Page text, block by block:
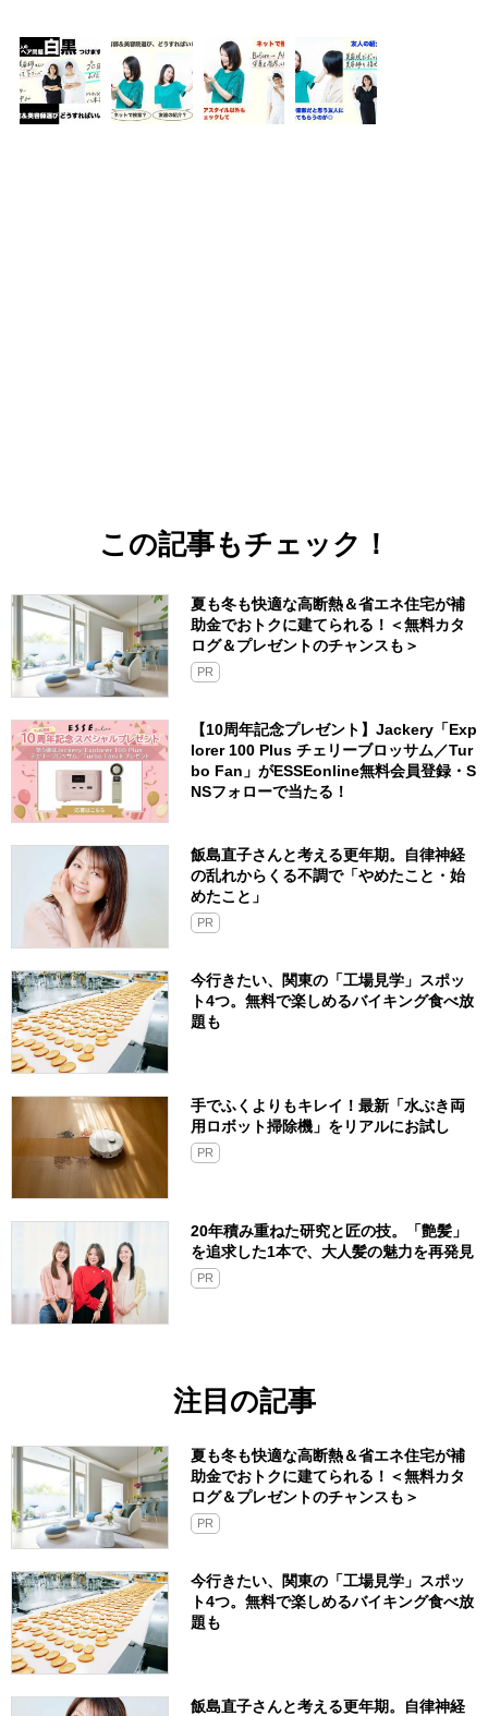
この記事もチェック！
夏も冬も快適な高断熱＆省エネ住宅が補
助金でおトクに建てられる！＜無料カタ
ログ＆プレゼントのチャンスも＞
PR
【10周年記念プレゼント】Jackery「Exp
lorer 100 Plus チェリーブロッサム／Tur
bo Fan」がESSEonline無料会員登録・S
NSフォローで当たる！
飯島直子さんと考える更年期。自律神経
の乱れからくる不調で「やめたこと・始
めたこと」
PR
今行きたい、関東の「工場見学」スポッ
ト4つ。無料で楽しめるバイキング食べ放
題も
手でふくよりもキレイ！最新「水ぶき両
用ロボット掃除機」をリアルにお試し
PR
20年積み重ねた研究と匠の技。「艶髪」
を追求した1本で、大人髪の魅力を再発見
PR
注目の記事
夏も冬も快適な高断熱＆省エネ住宅が補
助金でおトクに建てられる！＜無料カタ
ログ＆プレゼントのチャンスも＞
PR
今行きたい、関東の「工場見学」スポッ
ト4つ。無料で楽しめるバイキング食べ放
題も
飯島直子さんと考える更年期。自律神経